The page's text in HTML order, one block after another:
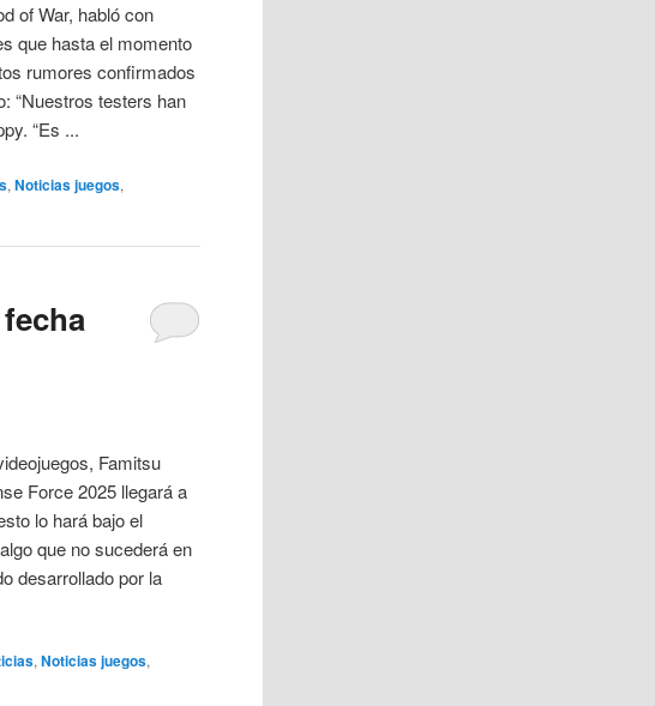
of War, habló con
que hasta el momento
rumores confirmados
“Nuestros testers han
“Es ...
,Noticias juegos,
Famitsu
Force 2025 llegará a
lo hará bajo el
que no sucederá en
desarrollado por la
,Noticias juegos,